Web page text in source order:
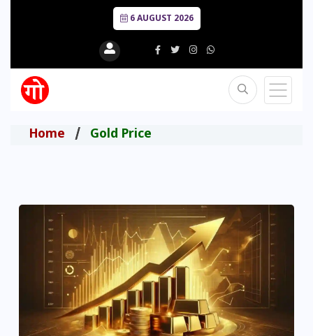
6 AUGUST 2026
Home Gold Price